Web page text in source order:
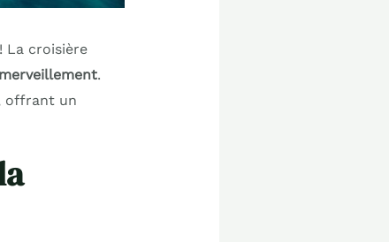
La croisière
.
offrant un